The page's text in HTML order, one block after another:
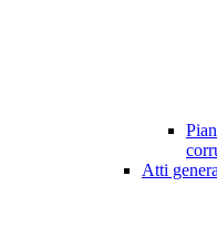
Atti